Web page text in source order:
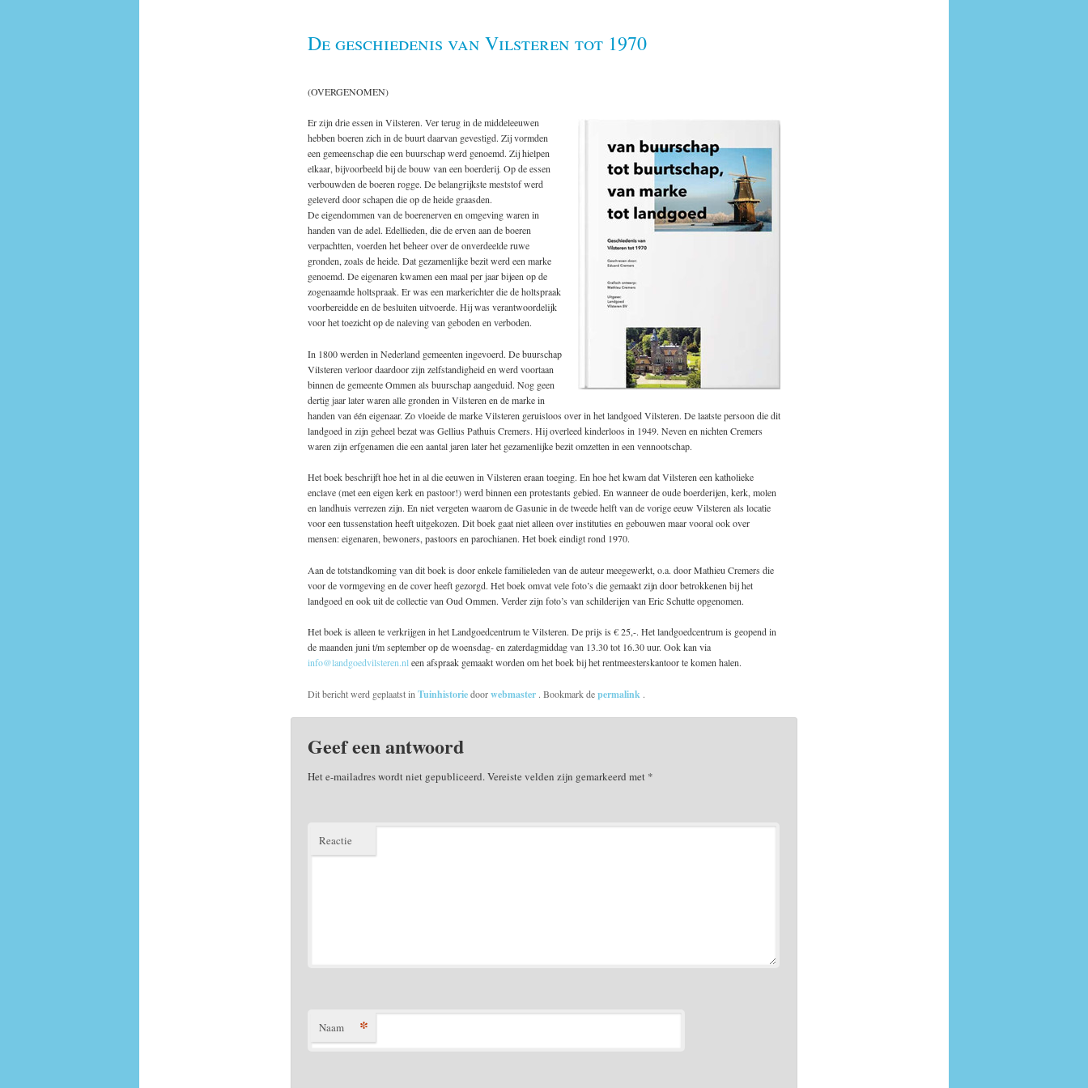
De geschiedenis van Vilsteren tot 1970
(OVERGENOMEN)
Er zijn drie essen in Vilsteren. Ver terug in de middeleeuwen
hebben boeren zich in de buurt daarvan gevestigd. Zij vormden
een gemeenschap die een buurschap werd genoemd. Zij hielpen
elkaar, bijvoorbeeld bij de bouw van een boerderij. Op de essen
verbouwden de boeren rogge. De belangrijkste meststof werd
geleverd door schapen die op de heide graasden.
De eigendommen van de boerenerven en omgeving waren in
handen van de adel. Edellieden, die de erven aan de boeren
verpachtten, voerden het beheer over de onverdeelde ruwe
gronden, zoals de heide. Dat gezamenlijke bezit werd een marke
genoemd. De eigenaren kwamen een maal per jaar bijeen op de
zogenaamde holtspraak. Er was een markerichter die de holtspraak
voorbereidde en de besluiten uitvoerde. Hij was verantwoordelijk
voor het toezicht op de naleving van geboden en verboden.
In 1800 werden in Nederland gemeenten ingevoerd. De buurschap
Vilsteren verloor daardoor zijn zelfstandigheid en werd voortaan
binnen de gemeente Ommen als buurschap aangeduid. Nog geen
dertig jaar later waren alle gronden in Vilsteren en de marke in
handen van één eigenaar. Zo vloeide de marke Vilsteren geruisloos over in het landgoed Vilsteren. De laatste persoon die dit
landgoed in zijn geheel bezat was Gellius Pathuis Cremers. Hij overleed kinderloos in 1949. Neven en nichten Cremers
waren zijn erfgenamen die een aantal jaren later het gezamenlijke bezit omzetten in een vennootschap.
Het boek beschrijft hoe het in al die eeuwen in Vilsteren eraan toeging. En hoe het kwam dat Vilsteren een katholieke
enclave (met een eigen kerk en pastoor!) werd binnen een protestants gebied. En wanneer de oude boerderijen, kerk, molen
en landhuis verrezen zijn. En niet vergeten waarom de Gasunie in de tweede helft van de vorige eeuw Vilsteren als locatie
voor een tussenstation heeft uitgekozen. Dit boek gaat niet alleen over instituties en gebouwen maar vooral ook over
mensen: eigenaren, bewoners, pastoors en parochianen. Het boek eindigt rond 1970.
Aan de totstandkoming van dit boek is door enkele familieleden van de auteur meegewerkt, o.a. door Mathieu Cremers die
voor de vormgeving en de cover heeft gezorgd. Het boek omvat vele foto’s die gemaakt zijn door betrokkenen bij het
landgoed en ook uit de collectie van Oud Ommen. Verder zijn foto’s van schilderijen van Eric Schutte opgenomen.
Het boek is alleen te verkrijgen in het Landgoedcentrum te Vilsteren. De prijs is € 25,-. Het landgoedcentrum is geopend in
de maanden juni t/m september op de woensdag- en zaterdagmiddag van 13.30 tot 16.30 uur. Ook kan via
info@landgoedvilsteren.nleen afspraak gemaakt worden om het boek bij het rentmeesterskantoor te komen halen.
Dit bericht werd geplaatst in Tuinhistoriedoorwebmaster . Bookmark depermalink .
Geef een antwoord
Het e-mailadres wordt niet gepubliceerd.Vereiste velden zijn gemarkeerd met *
Reactie
Naam *